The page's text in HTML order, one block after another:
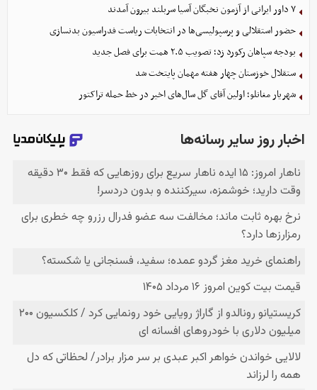
۷ داور ایرانی از آزمون نخبگان آسیا سربلند بیرون آمدند
حضور استقلالی و پرسپولیسی‌ها در انتخابات ریاست فدراسیون بدنسازی
بودجه سپاهان رکورد زد؛ تصویب ۲.۵ همت برای فصل جدید
ستقلال خوزستان چهار هفته مهمان پایتخت شد
شهریار مغانلو؛ اولین آقای گل سال‌های اخیر در خط حمله تراکتور